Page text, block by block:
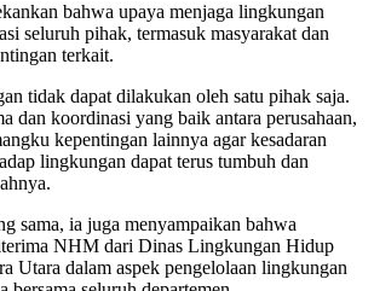
bahwa upaya menjaga lingkungan
seluruh pihak, termasuk masyarakat dan
terkait.
tidak dapat dilakukan oleh satu pihak saja.
dan koordinasi yang baik antara perusahaan,
kepentingan lainnya agar kesadaran
lingkungan dapat terus tumbuh dan
sama, ia juga menyampaikan bahwa
NHM dari Dinas Lingkungan Hidup
Utara dalam aspek pengelolaan lingkungan